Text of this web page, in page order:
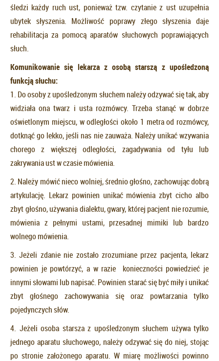
śledzi każdy ruch ust, ponieważ tzw. czytanie z ust uzupełnia
ubytek słyszenia. Możliwość poprawy złego słyszenia daje
rehabilitacja za pomocą aparatów słuchowych poprawiających
słuch.
Komunikowanie się lekarza z osobą starszą z upośledzoną
funkcją słuchu:
1. Do osoby z upośledzonym słuchem należy odzywać się tak, aby
widziała ona twarz i usta rozmówcy. Trzeba stanąć w dobrze
oświetlonym miejscu, w odległości około 1 metra od rozmówcy,
dotknąć go lekko, jeśli nas nie zauważa. Należy unikać wzywania
chorego z większej odległości, zagadywania od tyłu lub
zakrywania ust w czasie mówienia.
2. Należy mówić nieco wolniej, średnio głośno, zachowując dobrą
artykulację. Lekarz powinien unikać mówienia zbyt cicho albo
zbyt głośno, używania dialektu, gwary, której pacjent nie rozumie,
mówienia z pełnymi ustami, przesadnej mimiki lub bardzo
wolnego mówienia.
3. Jeżeli zdanie nie zostało zrozumiane przez pacjenta, lekarz
powinien je powtórzyć, a w razie konieczności powiedzieć je
innymi słowami lub napisać. Powinien starać się być miły i unikać
zbyt głośnego zachowywania się oraz powtarzania tylko
pojedynczych słów.
4. Jeżeli osoba starsza z upośledzonym słuchem używa tylko
jednego aparatu słuchowego, należy odzywać się do niej, stojąc
po stronie założonego aparatu. W miarę możliwości powinno